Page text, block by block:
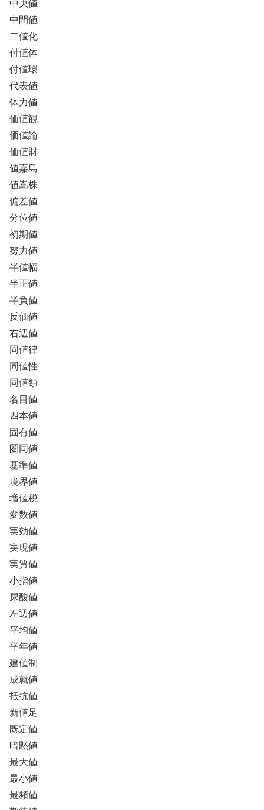
中央値
中間値
二値化
付値体
付値環
代表値
体力値
価値観
価値論
価値財
値嘉島
値嵩株
偏差値
分位値
初期値
努力値
半値幅
半正値
半負値
反価値
右辺値
同値律
同値性
同値類
名目値
四本値
固有値
圏同値
基準値
境界値
増値税
変数値
実効値
実現値
実質値
小指値
尿酸値
左辺値
平均値
平年値
建値制
成就値
抵抗値
新値足
既定値
暗黙値
最大値
最小値
最頻値